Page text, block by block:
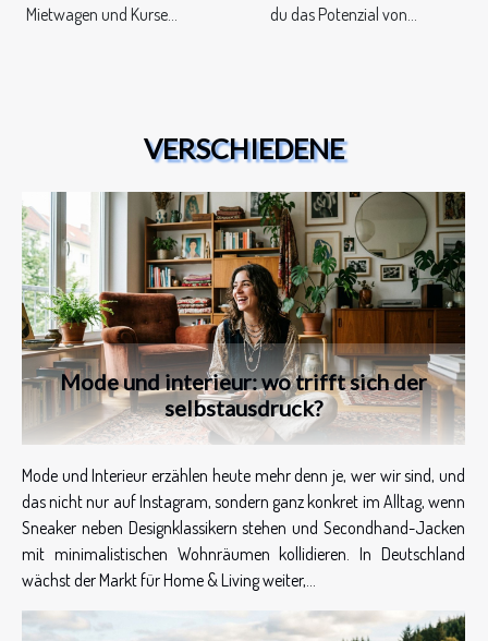
Mietwagen und Kurse...
du das Potenzial von...
VERSCHIEDENE
Mode und interieur: wo trifft sich der
selbstausdruck?
Mode und Interieur erzählen heute mehr denn je, wer wir sind, und
das nicht nur auf Instagram, sondern ganz konkret im Alltag, wenn
Sneaker neben Designklassikern stehen und Secondhand-Jacken
mit minimalistischen Wohnräumen kollidieren. In Deutschland
wächst der Markt für Home & Living weiter,...